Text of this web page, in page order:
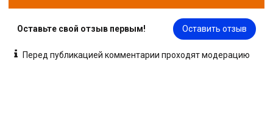
Оставьте свой отзыв первым! Оставить отзыв
Перед публикацией комментарии проходят модерацию